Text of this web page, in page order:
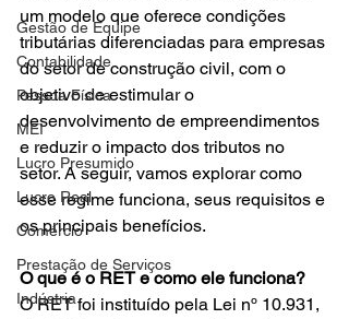
Gestão de Equipe
Contabilidade
Pessoa Física
MEI
Lucro Presumido
Lucro Real
Comércio
Prestação de Serviços
Indústria
um modelo que oferece condições
tributárias diferenciadas para empresas
do setor de construção civil, com o
objetivo de estimular o
desenvolvimento de empreendimentos
e reduzir o impacto dos tributos no
setor. A seguir, vamos explorar como
esse regime funciona, seus requisitos e
os principais benefícios.
O que é o RET e como ele funciona?
O RET foi instituído pela Lei nº 10.931,